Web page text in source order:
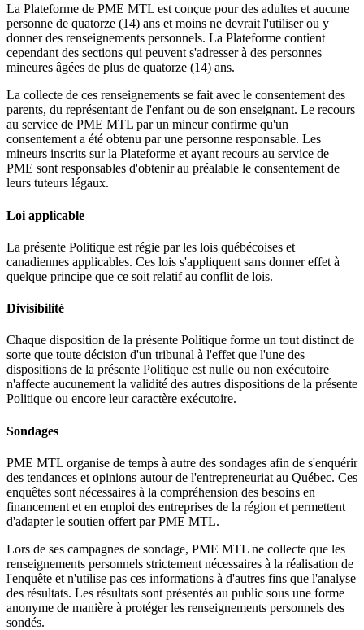
La Plateforme de PME MTL est conçue pour des adultes et aucune
personne de quatorze (14) ans et moins ne devrait l'utiliser ou y
donner des renseignements personnels. La Plateforme contient
cependant des sections qui peuvent s'adresser à des personnes
mineures âgées de plus de quatorze (14) ans.
La collecte de ces renseignements se fait avec le consentement des
parents, du représentant de l'enfant ou de son enseignant. Le recours
au service de PME MTL par un mineur confirme qu'un
consentement a été obtenu par une personne responsable. Les
mineurs inscrits sur la Plateforme et ayant recours au service de
PME sont responsables d'obtenir au préalable le consentement de
leurs tuteurs légaux.
Loi applicable
La présente Politique est régie par les lois québécoises et
canadiennes applicables. Ces lois s'appliquent sans donner effet à
quelque principe que ce soit relatif au conflit de lois.
Divisibilité
Chaque disposition de la présente Politique forme un tout distinct de
sorte que toute décision d'un tribunal à l'effet que l'une des
dispositions de la présente Politique est nulle ou non exécutoire
n'affecte aucunement la validité des autres dispositions de la présente
Politique ou encore leur caractère exécutoire.
Sondages
PME MTL organise de temps à autre des sondages afin de s'enquérir
des tendances et opinions autour de l'entrepreneuriat au Québec. Ces
enquêtes sont nécessaires à la compréhension des besoins en
financement et en emploi des entreprises de la région et permettent
d'adapter le soutien offert par PME MTL.
Lors de ses campagnes de sondage, PME MTL ne collecte que les
renseignements personnels strictement nécessaires à la réalisation de
l'enquête et n'utilise pas ces informations à d'autres fins que l'analyse
des résultats. Les résultats sont présentés au public sous une forme
anonyme de manière à protéger les renseignements personnels des
sondés.